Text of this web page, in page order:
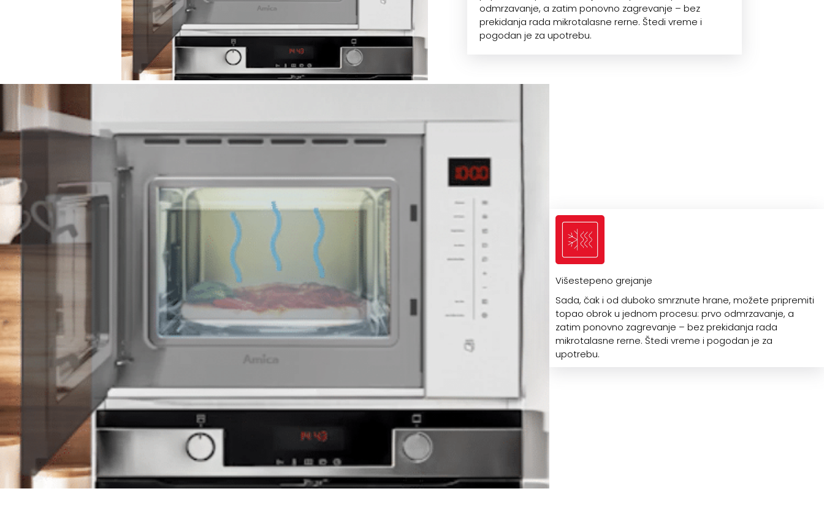
odmrzavanje, a zatim ponovno zagrevanje – bez
prekidanja rada mikrotalasne rerne. Štedi vreme i
pogodan je za upotrebu.
Višestepeno grejanje
Sada, čak i od duboko smrznute hrane, možete pripremiti
topao obrok u jednom procesu: prvo odmrzavanje, a
zatim ponovno zagrevanje – bez prekidanja rada
mikrotalasne rerne. Štedi vreme i pogodan je za
upotrebu.